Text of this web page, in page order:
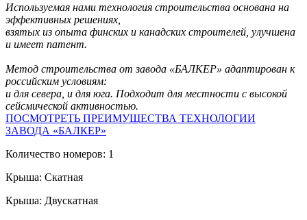
Используемая нами технология строительства основана на
эффективных решениях,
взятых из опыта финских и канадских строителей, улучшена
и имеет патент.
Метод строительства от завода «БАЛКЕР» адаптирован к
российским условиям:
и для севера, и для юга. Подходит для местности с высокой
сейсмической активностью.
ПОСМОТРЕТЬ ПРЕИМУЩЕСТВА ТЕХНОЛОГИИ
ЗАВОДА «БАЛКЕР»
Количество номеров: 1
Крыша: Скатная
Крыша: Двускатная